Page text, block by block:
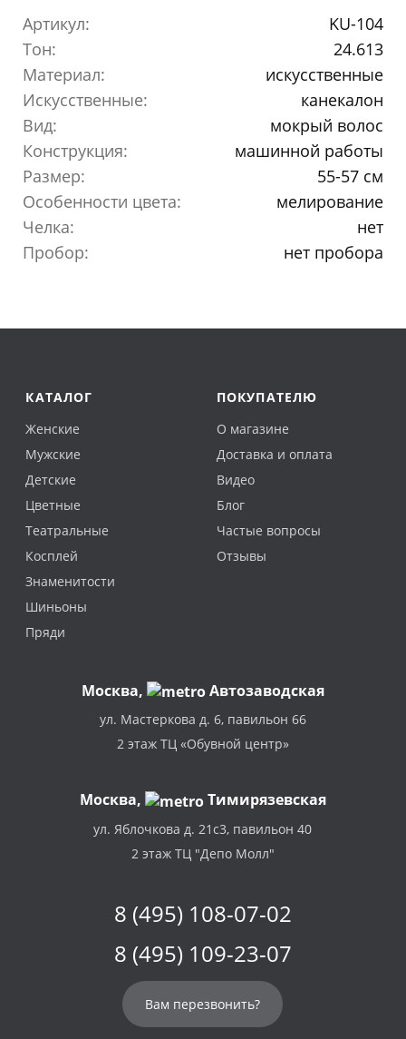
Артикул:
KU-104
Тон:
24.613
Материал:
искусственные
Искусственные:
канекалон
Вид:
мокрый волос
Конструкция:
машинной работы
Размер:
55-57 см
Особенности цвета:
мелирование
Челка:
нет
Пробор:
нет пробора
КАТАЛОГ
Женские
Мужские
Детские
Цветные
Театральные
Косплей
Знаменитости
Шиньоны
Пряди
ПОКУПАТЕЛЮ
О магазине
Доставка и оплата
Видео
Блог
Частые вопросы
Отзывы
Москва, Автозаводская
ул. Мастеркова д. 6, павильон 66
2 этаж ТЦ «Обувной центр»
Москва, Тимирязевская
ул. Яблочкова д. 21с3, павильон 40
2 этаж ТЦ "Депо Молл"
8 (495) 108-07-02
8 (495) 109-23-07
Вам перезвонить?